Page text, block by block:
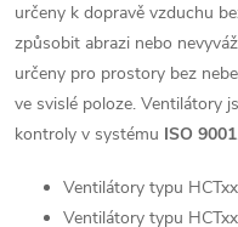
určeny k dopravě vzduchu
způsobit abrazi nebo
určeny pro prostory bez
ve svislé poloze. Ventilátory
kontroly v systému ISO 9001
Ventilátory typu
Ventilátory typu